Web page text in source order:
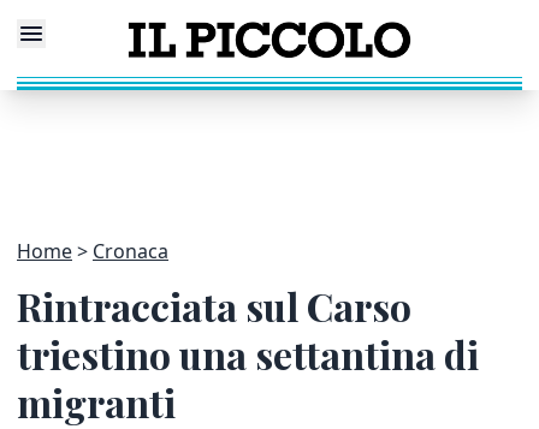
Home Cronaca
Rintracciata sul Carso
triestino una settantina di
migranti